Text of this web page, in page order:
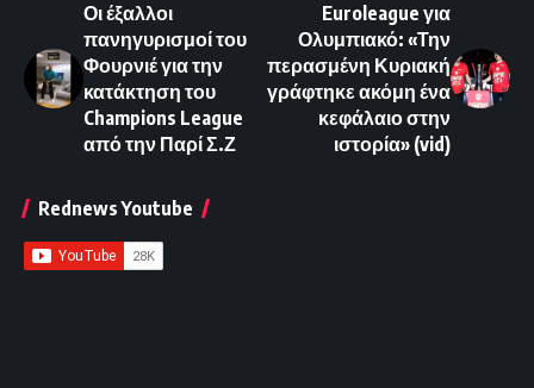
Οι έξαλλοι
πανηγυρισμοί του
Φουρνιέ για την
κατάκτηση του
Champions League
από την Παρί Σ.Ζ
Euroleague για
Ολυμπιακό: «Την
περασμένη Κυριακή
γράφτηκε ακόμη ένα
κεφάλαιο στην
ιστορία» (vid)
Rednews Youtube